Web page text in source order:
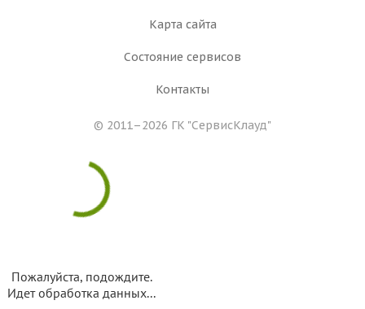
Карта сайта
Состояние сервисов
Контакты
© 2011–2026 ГК "СервисКлауд"
Пожалуйста, подождите.
Идет обработка данных...